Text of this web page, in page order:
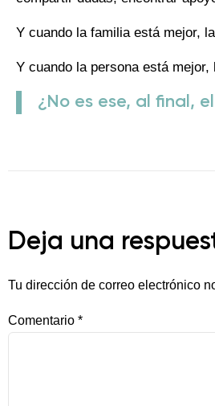
Y cuando la familia está mejor,
Y cuando la persona está
¿No es ese, al final,
Deja una
Tu dirección de correo electrónico
Comentario *